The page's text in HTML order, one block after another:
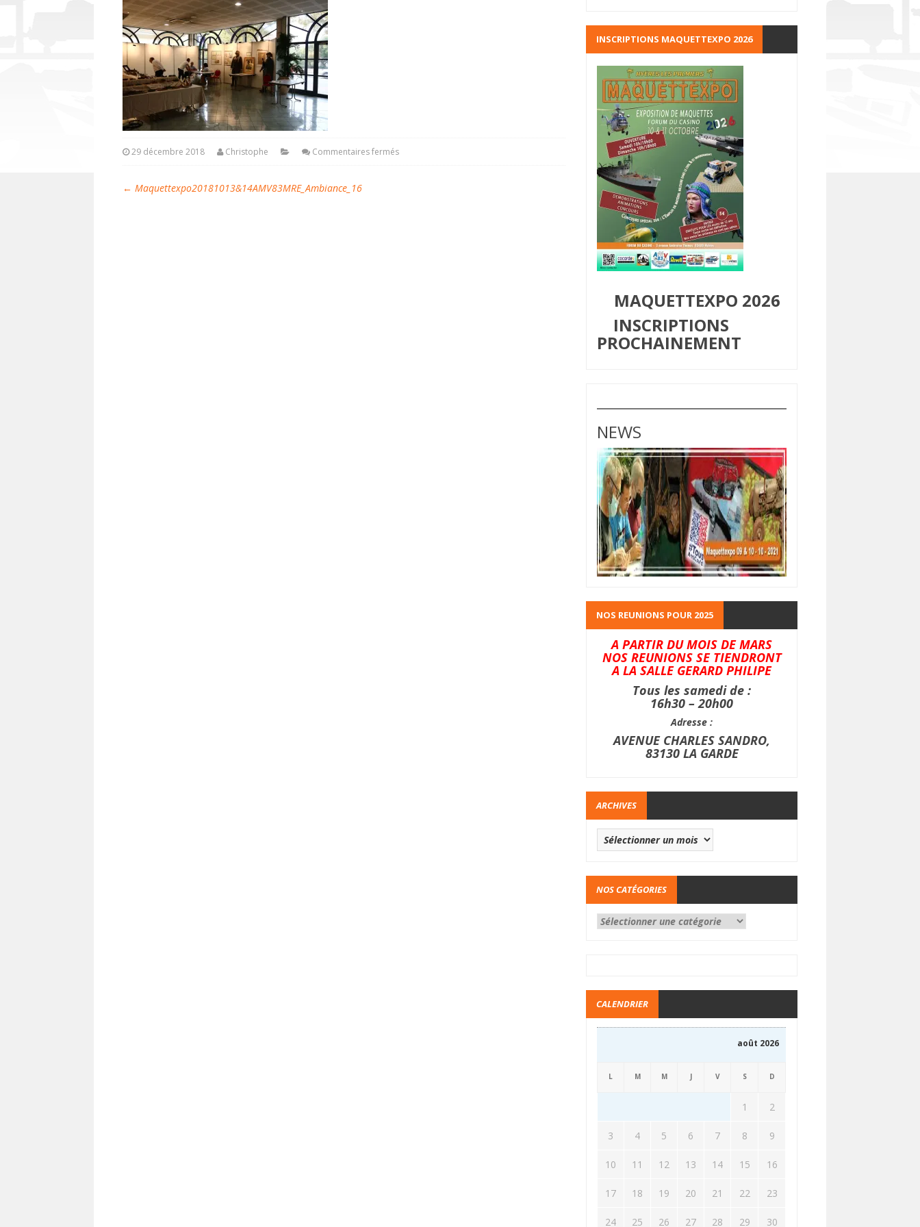
29 décembre 2018 Christophe Commentaires fermés
← Maquettexpo20181013&14AMV83MRE_Ambiance_16
INSCRIPTIONS MAQUETTEXPO 2026
MAQUETTEXPO 2026
INSCRIPTIONS
PROCHAINEMENT
NEWS
NOS REUNIONS POUR 2025
A PARTIR DU MOIS DE MARS
NOS REUNIONS SE TIENDRONT
A LA SALLE GERARD PHILIPE
Tous les samedi de :
16h30 – 20h00
Adresse :
AVENUE CHARLES SANDRO,
83130 LA GARDE
ARCHIVES
NOS CATÉGORIES
CALENDRIER
août 2026
L M M J V S D
1 2
3 4 5 6 7 8 9
10 11 12 13 14 15 16
17 18 19 20 21 22 23
24 25 26 27 28 29 30